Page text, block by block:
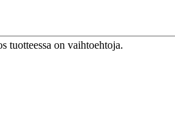
tuotteessa on vaihtoehtoja.